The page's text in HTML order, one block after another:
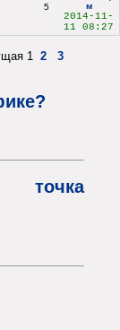
5
м
2014-11-
11 08:27
1 2
3